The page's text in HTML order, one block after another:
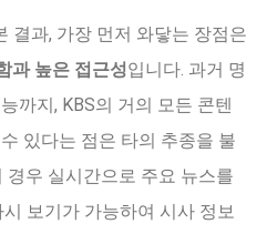
결과, 가장 먼저 와닿는 장점은
과 높은 접근성입니다. 과거 명
까지, KBS의 거의 모든 콘텐
있다는 점은 타의 추종을 불
경우 실시간으로 주요 뉴스를
보기가 가능하여 시사 정보